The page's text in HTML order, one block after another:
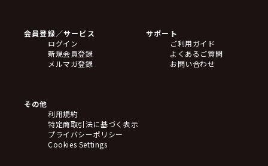
会員登録／サービス
ログイン
新規会員登録
メルマガ登録
サポート
ご利用ガイド
よくあるご質問
お問い合わせ
その他
利用規約
特定商取引法に基づく表示
プライバシーポリシー
Cookies Settings